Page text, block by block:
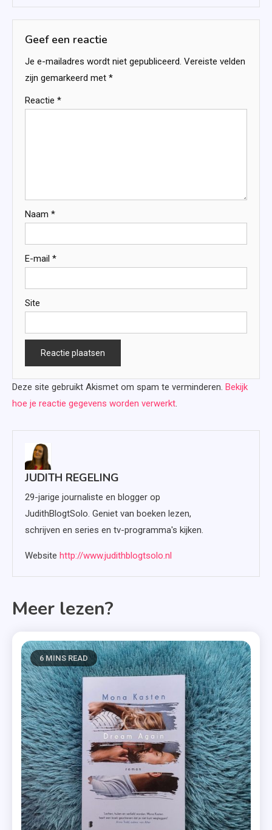
Geef een reactie
Je e-mailadres wordt niet gepubliceerd. Vereiste velden
zijn gemarkeerd met *
Reactie *
Naam *
E-mail *
Site
Deze site gebruikt Akismet om spam te verminderen. Bekijk
hoe je reactie gegevens worden verwerkt.
JUDITH REGELING
29-jarige journaliste en blogger op
JudithBlogtSolo. Geniet van boeken lezen,
schrijven en series en tv-programma's kijken.
Website http://www.judithblogtsolo.nl
Meer lezen?
6 MINS READ